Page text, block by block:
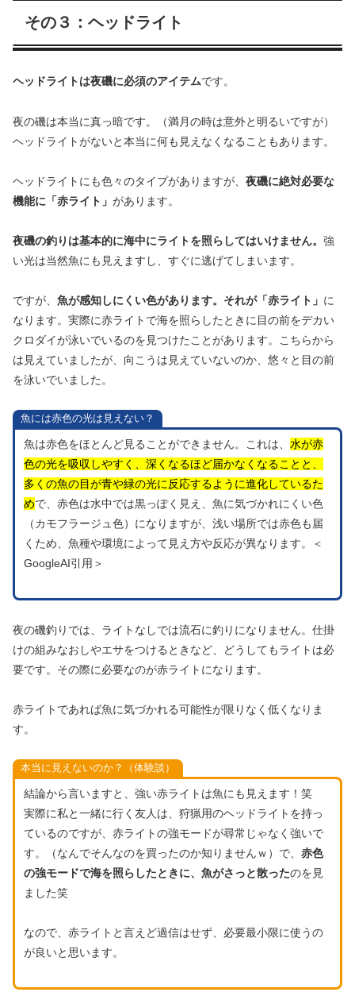
その３：ヘッドライト
ヘッドライトは夜磯に必須のアイテムです。
夜の磯は本当に真っ暗です。（満月の時は意外と明るいですが）
ヘッドライトがないと本当に何も見えなくなることもあります。
ヘッドライトにも色々のタイプがありますが、 夜磯に絶対必要な
機能に「赤ライト」 があります。
夜磯の釣りは基本的に海中にライトを照らしてはいけません。 強
い光は当然魚にも見えますし、すぐに逃げてしまいます。
ですが、 魚が感知しにくい色があります。それが「赤ライト」 に
なります。実際に赤ライトで海を照らしたときに目の前をデカい
クロダイが泳いでいるのを見つけたことがあります。こちらから
は見えていましたが、向こうは見えていないのか、悠々と目の前
を泳いでいました。
魚には赤色の光は見えない？
魚は赤色をほとんど見ることができません。これは、水が赤
色の光を吸収しやすく、深くなるほど届かなくなることと、
多くの魚の目が青や緑の光に反応するように進化しているた
めで、赤色は水中では黒っぽく見え、魚に気づかれにくい色
（カモフラージュ色）になりますが、浅い場所では赤色も届
くため、魚種や環境によって見え方や反応が異なります。＜
GoogleAI引用＞
夜の磯釣りでは、ライトなしでは流石に釣りになりません。仕掛
けの組みなおしやエサをつけるときなど、どうしてもライトは必
要です。その際に必要なのが赤ライトになります。
赤ライトであれば魚に気づかれる可能性が限りなく低くなりま
す。
本当に見えないのか？（体験談）
結論から言いますと、強い赤ライトは魚にも見えます！笑
実際に私と一緒に行く友人は、狩猟用のヘッドライトを持っ
ているのですが、赤ライトの強モードが尋常じゃなく強いで
す。（なんでそんなのを買ったのか知りませんｗ）で、赤色
の強モードで海を照らしたときに、魚がさっと散ったのを見
ました笑
なので、赤ライトと言えど過信はせず、必要最小限に使うの
が良いと思います。